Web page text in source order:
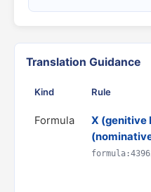
Translation Guidance
Kind Rule
Formula
X (genitive